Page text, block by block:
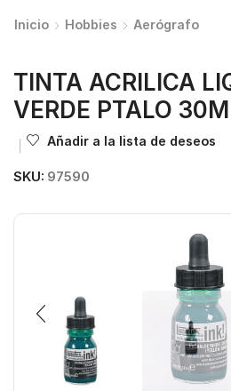
Inicio Hobbies Aerógrafo
TINTA ACRILICA
VERDE PTALO
Añadir a la lista de deseos
SKU: 97590